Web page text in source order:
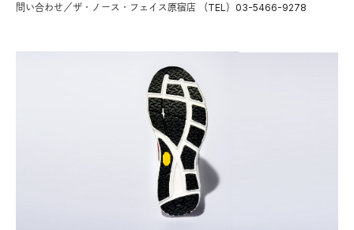
問い合わせ／ザ・ノース・フェイス原宿店 （TEL）03-5466-9278